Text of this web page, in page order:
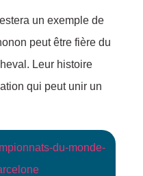
un exemple de
peut être fière du
Leur histoire
qui peut unir un